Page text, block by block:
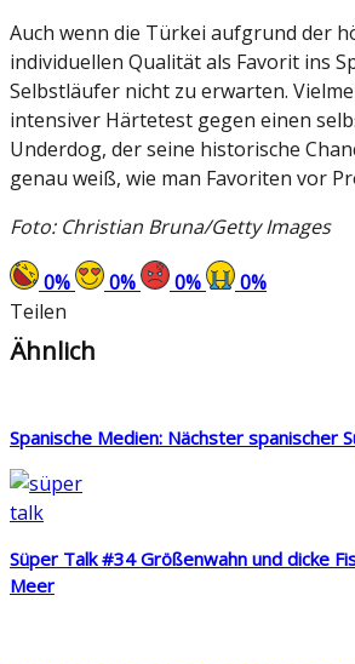
Auch wenn die Türkei aufgrund der
individuellen Qualität als Favorit ins
Selbstläufer nicht zu erwarten.
intensiver Härtetest gegen einen
Underdog, der seine historische
genau weiß, wie man Favoriten vor
Foto: Christian Bruna/Getty Images
0% 0% 0% 0%
Teilen
Ähnlich
Spanische Medien: Nächster spanischer
Süper Talk #34 Größenwahn und dicke
Meer